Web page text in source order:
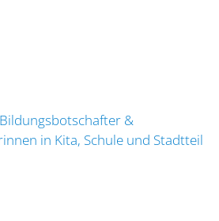
Bildungsbotschafter &
in Kita, Schule und Stadtteil